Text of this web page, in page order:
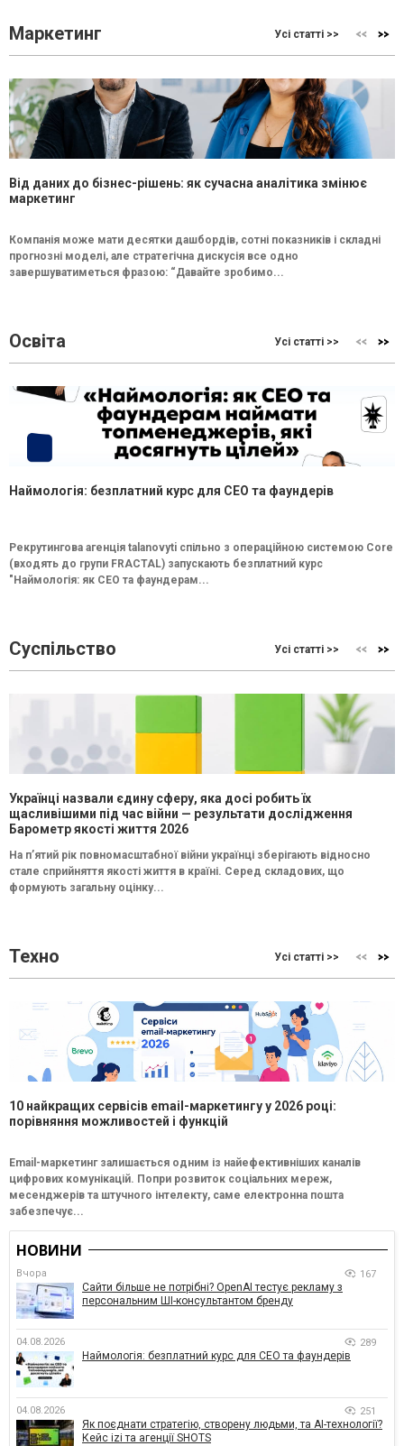
Маркетинг Усі статті >>
Від даних до бізнес-рішень: як сучасна аналітика змінює
маркетинг
Компанія може мати десятки дашбордів, сотні показників і складні
прогнозні моделі, але стратегічна дискусія все одно
завершуватиметься фразою: “Давайте зробимо...
Освіта Усі статті >>
Наймологія: безплатний курс для CEO та фаундерів
Рекрутингова агенція talanovyti спільно з операційною системою Core
(входять до групи FRACTAL) запускають безплатний курс
"Наймологія: як СEO та фаундерам...
Суспільство Усі статті >>
Українці назвали єдину сферу, яка досі робить їх
щасливішими під час війни — результати дослідження
Барометр якості життя 2026
На п’ятий рік повномасштабної війни українці зберігають відносно
стале сприйняття якості життя в країні. Серед складових, що
формують загальну оцінку...
Техно Усі статті >>
10 найкращих сервісів email-маркетингу у 2026 році:
порівняння можливостей і функцій
Email-маркетинг залишається одним із найефективніших каналів
цифрових комунікацій. Попри розвиток соціальних мереж,
месенджерів та штучного інтелекту, саме електронна пошта
забезпечує...
НОВИНИ
Вчора 167
Сайти більше не потрібні? OpenAI тестує рекламу з
персональним ШІ-консультантом бренду
04.08.2026 289
Наймологія: безплатний курс для CEO та фаундерів
04.08.2026 251
Як поєднати стратегію, створену людьми, та AI-технології?
Кейс izi та агенції SHOTS